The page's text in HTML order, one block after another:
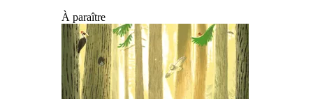
À paraître